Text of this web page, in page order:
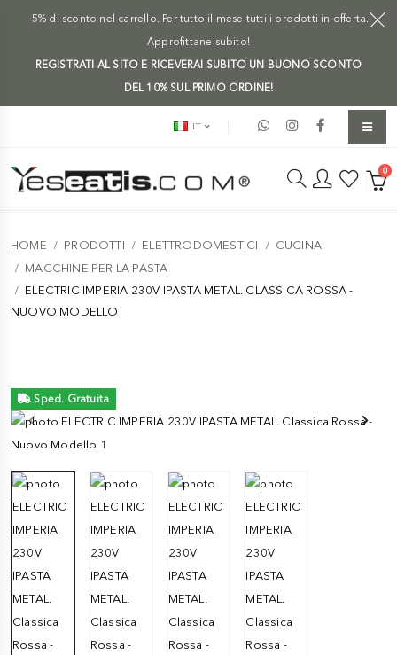
-5% di sconto nel carrello. Per tutto il mese tutti i prodotti in offerta.
Approfittane subito!
REGISTRATI AL SITO E RICEVERAI SUBITO UN BUONO SCONTO
DEL 10% SUL PRIMO ORDINE!
IT
0
HOME PRODOTTI ELETTRODOMESTICI
CUCINA
MACCHINE PER LA PASTA
ELECTRIC IMPERIA 230V IPASTA METAL. CLASSICA ROSSA -
NUOVO MODELLO
Sped. Gratuita